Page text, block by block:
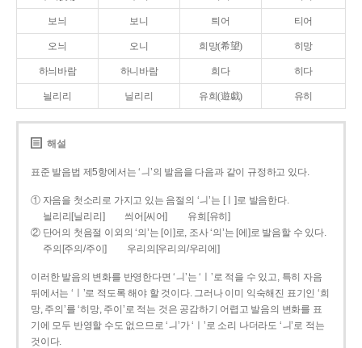
보늬 보니 틔어 티어
오늬 오니 희망(希望) 히망
하늬바람 하니바람 희다 히다
늴리리 닐리리 유희(遊戱) 유히
해설
표준 발음법 제5항에서는 ‘ㅢ’의 발음을 다음과 같이 규정하고 있다.
① 자음을 첫소리로 가지고 있는 음절의 ‘ㅢ’는 [ㅣ]로 발음한다.
늴리리[닐리리]
씌어[씨어]
유희[유히]
② 단어의 첫음절 이외의 ‘의’는 [이]로, 조사 ‘의’는 [에]로 발음할 수 있다.
주의[주의/주이]
우리의[우리의/우리에]
이러한 발음의 변화를 반영한다면 ‘ㅢ’는 ‘ㅣ’로 적을 수 있고, 특히 자음
뒤에서는 ‘ㅣ’로 적도록 해야 할 것이다. 그러나 이미 익숙해진 표기인 ‘희
망, 주의’를 ‘히망, 주이’로 적는 것은 공감하기 어렵고 발음의 변화를 표
기에 모두 반영할 수도 없으므로 ‘ㅢ’가 ‘ㅣ’로 소리 나더라도 ‘ㅢ’로 적는
것이다.